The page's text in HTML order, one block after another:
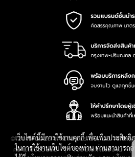
© 2016-2028 TPQTOOLS Co., Ltd. All
ความเป็นส่วนตัว|เงื่อนไขการใช้งาน|
เว็บไซต์นี้มีการใช้งานคุกกี้ เพื่อเพิ่มประสิท
ในการใช้งานเว็บไซต์ของท่าน ท่านสามารถ